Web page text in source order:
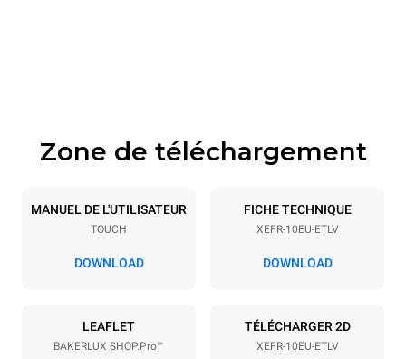
Caractéristiques de la plaque
10 600x400
Espace entre les plaques
Zone de téléchargement
MANUEL DE L'UTILISATEUR
TOUCH
DOWNLOAD
FICHE TECHNIQUE
XEFR-10EU-ETLV
DOWNLOAD
LEAFLET
BAKERLUX SHOP.Pro™
TÉLÉCHARGER 2D
XEFR-10EU-ETLV